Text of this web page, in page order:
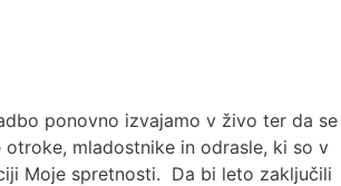
ponovno izvajamo v živo ter da se
mladostnike in odrasle, ki so v
Moje spretnosti. Da bi leto zaključili